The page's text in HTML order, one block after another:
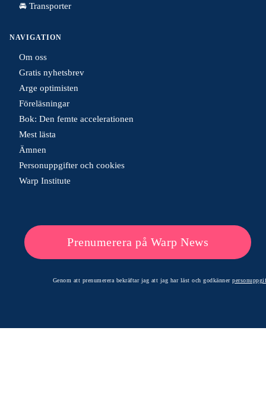
🚘 Transporter
NAVIGATION
Om oss
Gratis nyhetsbrev
Arge optimisten
Föreläsningar
Bok: Den femte accelerationen
Mest lästa
Ämnen
Personuppgifter och cookies
Warp Institute
Prenumerera på Warp News
Genom att prenumerera bekräftar jag att jag har läst och godkänner